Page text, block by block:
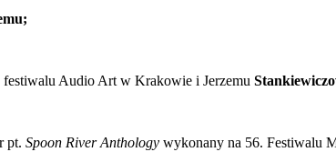
festiwalu Audio Art w Krakowie i Jerzemu
pt. Spoon River Anthology wykonany na 56. Festiwalu